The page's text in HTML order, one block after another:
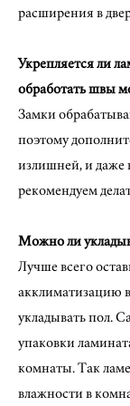
расширения в
Укрепляется ли
обработать швы
Замки
поэтому
излишней, и даже
рекомендуем
Можно ли
Лучше всего
акклиматизацию
укладывать пол.
упаковки
комнаты. Так
влажности в